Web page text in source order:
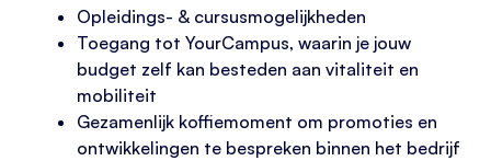
Opleidings- & cursusmogelijkheden
Toegang tot YourCampus, waarin je jouw
budget zelf kan besteden aan vitaliteit en
mobiliteit
Gezamenlijk koffiemoment om promoties en
ontwikkelingen te bespreken binnen het bedrijf